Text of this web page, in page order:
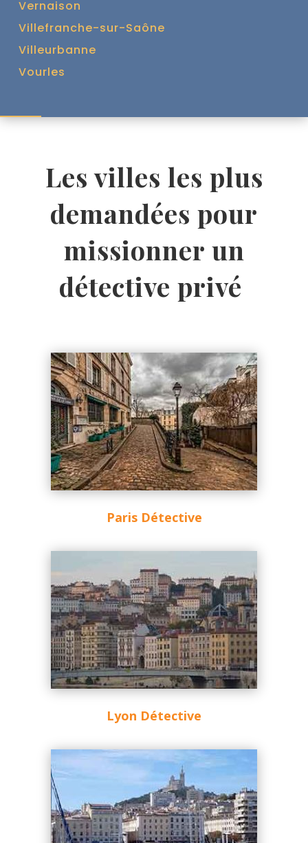
Vernaison
Villefranche-sur-Saône
Villeurbanne
Vourles
Les villes les plus
demandées pour
missionner un
détective privé
Paris Détective
Lyon Détective